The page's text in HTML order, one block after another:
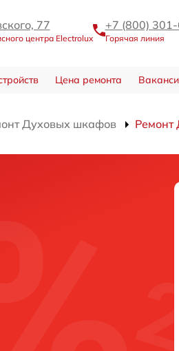
77
центра Electrolux
+7 (800)
Горячая линия
Цена ремонта
Духовых шкафов Ремонт